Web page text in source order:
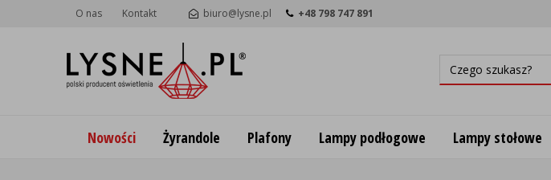
O nas Kontakt biuro@lysne.pl +48 798 747 891
Nowości Żyrandole Plafony Lampy podłogowe Lampy stołowe